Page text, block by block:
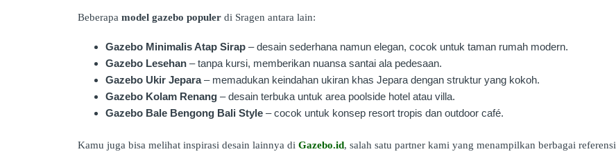
Beberapa model gazebo populer di Sragen antara lain:
Gazebo Minimalis Atap Sirap – desain sederhana namun elegan, cocok untuk taman rumah modern.
Gazebo Lesehan – tanpa kursi, memberikan nuansa santai ala pedesaan.
Gazebo Ukir Jepara– memadukan keindahan ukiran khas Jepara dengan struktur yang kokoh.
Gazebo Kolam Renang – desain terbuka untuk area poolside hotel atau villa.
Gazebo Bale Bengong Bali Style – cocok untuk konsep resort tropis dan outdoor café.
Kamu juga bisa melihat inspirasi desain lainnya di Gazebo.id, salah satu partner kami yang menampilkan berbagai referensi